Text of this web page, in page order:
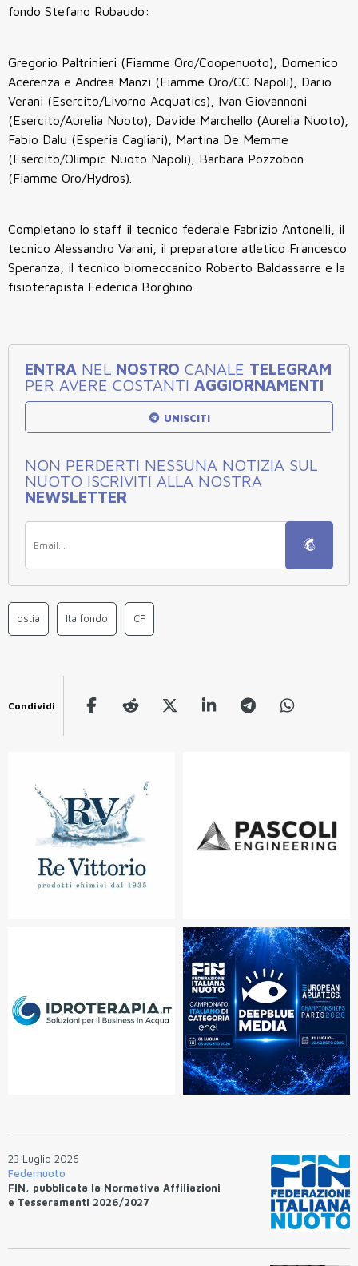
fondo Stefano Rubaudo:
Gregorio Paltrinieri (Fiamme Oro/Coopenuoto), Domenico
Acerenza e Andrea Manzi (Fiamme Oro/CC Napoli), Dario
Verani (Esercito/Livorno Acquatics), Ivan Giovannoni
(Esercito/Aurelia Nuoto), Davide Marchello (Aurelia Nuoto),
Fabio Dalu (Esperia Cagliari), Martina De Memme
(Esercito/Olimpic Nuoto Napoli), Barbara Pozzobon
(Fiamme Oro/Hydros).
Completano lo staff il tecnico federale Fabrizio Antonelli, il
tecnico Alessandro Varani, il preparatore atletico Francesco
Speranza, il tecnico biomeccanico Roberto Baldassarre e la
fisioterapista Federica Borghino.
ENTRA NEL NOSTRO CANALE TELEGRAM
PER AVERE COSTANTI AGGIORNAMENTI
UNISCITI
NON PERDERTI NESSUNA NOTIZIA SUL
NUOTO ISCRIVITI ALLA NOSTRA
NEWSLETTER
ostia Italfondo CF
Condividi
23 Luglio 2026
Federnuoto
FIN, pubblicata la Normativa Affiliazioni
e Tesseramenti 2026/2027